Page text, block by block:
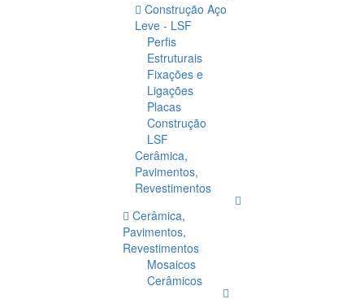
Construção Aço
Leve - LSF
Perfis
Estruturais
Fixações e
Ligações
Placas
Construção
LSF
Cerâmica,
Pavimentos,
Revestimentos
Cerâmica,
Pavimentos,
Revestimentos
Mosaicos
Cerâmicos